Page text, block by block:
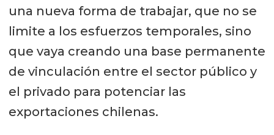
una nueva forma de trabajar, que no se
limite a los esfuerzos temporales, sino
que vaya creando una base permanente
de vinculación entre el sector público y
el privado para potenciar las
exportaciones chilenas.